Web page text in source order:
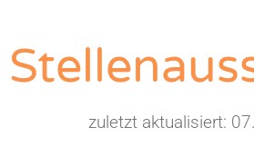
zuletzt aktualisiert: